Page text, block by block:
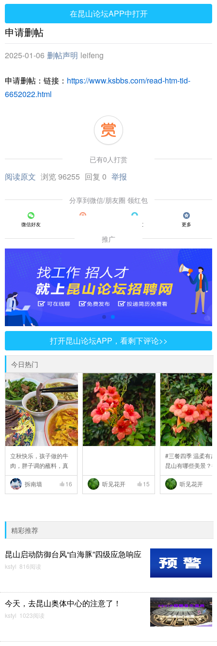
在昆山论坛APP中打开
申请删帖
2025-01-06 删帖声明 leifeng
申请删帖：链接： https://www.ksbbs.com/read-htm-tid-
6652022.html
已有0人打赏
阅读原文 浏览 96255 回复 0 举报
分享到微信/朋友圈 领红包
微信好友 QQ好友 更多
推广
打开昆山论坛APP，看剩下评论>>
今日热门
立秋快乐，孩子做的牛
肉，胖子调的蘸料，真
..
拆南墙
16 听见花开 15
#三餐四季 温柔有
昆山有哪些美景？#
听见花开
精彩推荐
昆山启动防御台风“白海豚”四级应急响应
kstyl 816阅读
今天，去昆山奥体中心的注意了！
kstyl 1023阅读